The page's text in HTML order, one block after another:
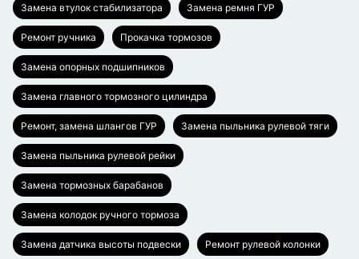
Замена втулок стабилизатора Замена ремня ГУР
Ремонт ручника Прокачка тормозов
Замена опорных подшипников
Замена главного тормозного цилиндра
Ремонт, замена шлангов ГУР Замена пыльника рулевой тяги
Замена пыльника рулевой рейки
Замена тормозных барабанов
Замена колодок ручного тормоза
Замена датчика высоты подвески Ремонт рулевой колонки